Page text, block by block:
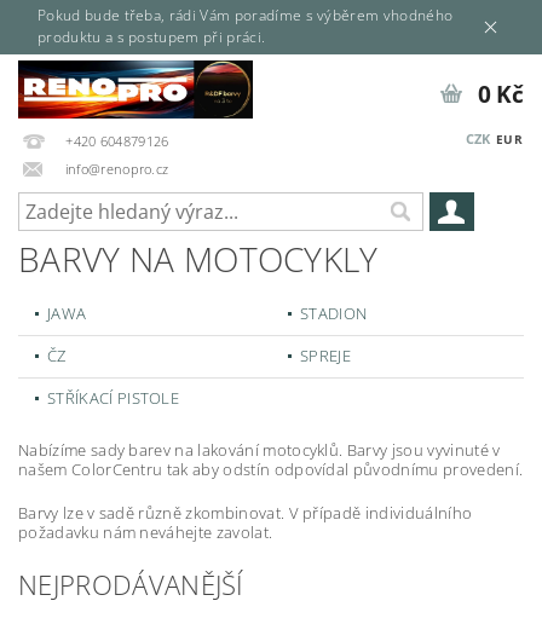
Pokud bude třeba, rádi Vám poradíme s výběrem vhodného
produktu a s postupem při práci.
+420 604879126
info@renopro.cz
CZK EUR
0 Kč
BARVY NA MOTOCYKLY
JAWA
STADION
ČZ
SPREJE
STŘÍKACÍ PISTOLE
Nabízíme sady barev na lakování motocyklů. Barvy jsou vyvinuté v
našem ColorCentru tak aby odstín odpovídal původnímu provedení.
Barvy lze v sadě různě zkombinovat. V případě individuálního
požadavku nám neváhejte zavolat.
NEJPRODÁVANĚJŠÍ